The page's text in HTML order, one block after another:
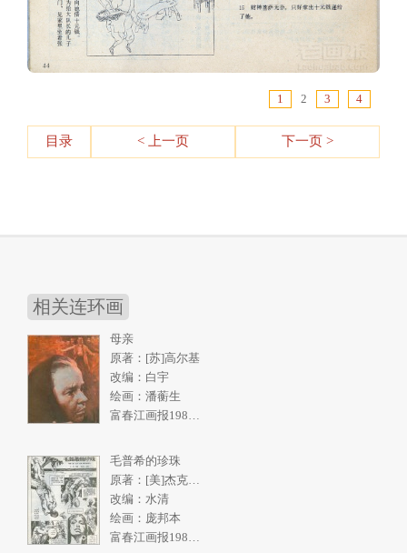
1 2 3 4
目录 < 上一页 下一页 >
相关连环画
母亲
原著：[苏]高尔基
改编：白宇
绘画：潘蘅生
富春江画报1986年5期
毛普希的珍珠
改编：水清
绘画：庞邦本